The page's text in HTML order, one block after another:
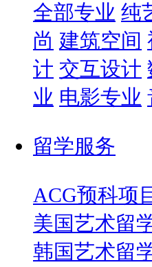
全部专业 纯
尚 建筑空间
计 交互设计
业 电影专业
留学服务
ACG预科项
美国艺术留
韩国艺术留